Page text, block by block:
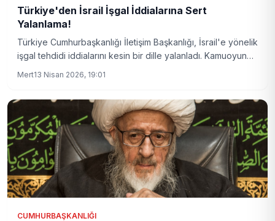
Türkiye'den İsrail İşgal İddialarına Sert
Yalanlama!
Türkiye Cumhurbaşkanlığı İletişim Başkanlığı, İsrail'e yönelik
işgal tehdidi iddialarını kesin bir dille yalanladı. Kamuoyunda
Mert13 Nisan 2026, 19:01
CUMHURBAŞKANLIĞI